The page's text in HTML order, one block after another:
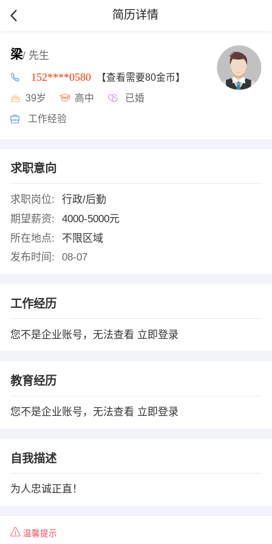
简历详情
梁/ 先生
152****0580 【查看需要80金币】
39岁 高中 已婚
工作经验
求职意向
求职岗位:
行政/后勤
期望薪资:
4000-5000元
所在地点:
不限区域
发布时间:
08-07
工作经历
您不是企业账号，无法查看 立即登录
教育经历
您不是企业账号，无法查看 立即登录
自我描述
为人忠诚正直！
温馨提示